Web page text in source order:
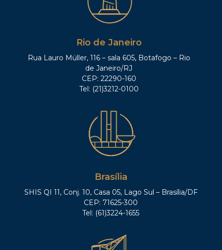
Rio de Janeiro
Rua Lauro Müller, 116 – sala 605, Botafogo – Rio
de Janeiro/RJ
CEP: 22290-160
Tel: (21)3212-0100
Brasília
SHIS QI 11, Conj. 10, Casa 05, Lago Sul – Brasília/DF
CEP: 71625-300
Tel: (61)3224-1655